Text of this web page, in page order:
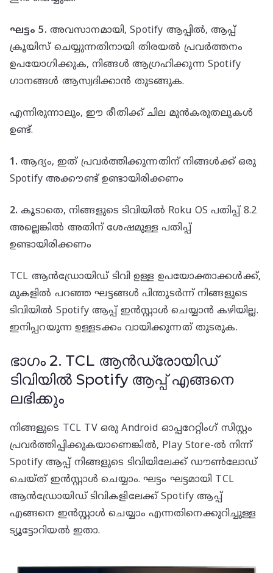
ഘട്ടം 5. അവസാനമായി, Spotify ആപ്പിൽ, ആപ്പ്
ക്രൂയിസ് ചെയ്യുന്നതിനായി തിരയൽ പ്രവർത്തനം
ഉപയോഗിക്കുക, നിങ്ങൾ ആഗ്രഹിക്കുന്ന Spotify
ഗാനങ്ങൾ ആസ്വദിക്കാൻ തുടങ്ങുക.
എന്നിരുന്നാലും, ഈ രീതിക്ക് ചില മുൻകരുതലുകൾ
ഉണ്ട്.
1. ആദ്യം, ഇത് പ്രവർത്തിക്കുന്നതിന് നിങ്ങൾക്ക് ഒരു
Spotify അക്കൗണ്ട് ഉണ്ടായിരിക്കണം
2. കൂടാതെ, നിങ്ങളുടെ ടിവിയിൽ Roku OS പതിപ്പ് 8.2
അല്ലെങ്കിൽ അതിന് ശേഷമുള്ള പതിപ്പ്
ഉണ്ടായിരിക്കണം
TCL ആൻഡ്രോയിഡ് ടിവി ഉള്ള ഉപയോക്താക്കൾക്ക്,
മുകളിൽ പറഞ്ഞ ഘട്ടങ്ങൾ പിന്തുടർന്ന് നിങ്ങളുടെ
ടിവിയിൽ Spotify ആപ്പ് ഇൻസ്റ്റാൾ ചെയ്യാൻ കഴിയില്ല.
ഇനിപ്പറയുന്ന ഉള്ളടക്കം വായിക്കുന്നത് തുടരുക.
ഭാഗം 2. TCL ആൻഡ്രോയിഡ്
ടിവിയിൽ Spotify ആപ്പ് എങ്ങനെ
ലഭിക്കും
നിങ്ങളുടെ TCL TV ഒരു Android ഓപ്പറേറ്റിംഗ് സിസ്റ്റം
പ്രവർത്തിപ്പിക്കുകയാണെങ്കിൽ, Play Store-ൽ നിന്ന്
Spotify ആപ്പ് നിങ്ങളുടെ ടിവിയിലേക്ക് ഡൗൺലോഡ്
ചെയ്ത് ഇൻസ്റ്റാൾ ചെയ്യാം. ഘട്ടം ഘട്ടമായി TCL
ആൻഡ്രോയിഡ് ടിവികളിലേക്ക് Spotify ആപ്പ്
എങ്ങനെ ഇൻസ്റ്റാൾ ചെയ്യാം എന്നതിനെക്കുറിച്ചുള്ള
ട്യൂട്ടോറിയൽ ഇതാ.